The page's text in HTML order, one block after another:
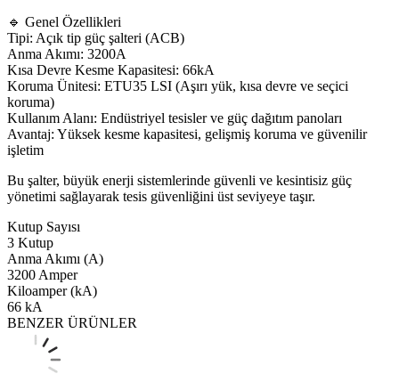
🔹 Genel Özellikleri
Tipi: Açık tip güç şalteri (ACB)
Anma Akımı: 3200A
Kısa Devre Kesme Kapasitesi: 66kA
Koruma Ünitesi: ETU35 LSI (Aşırı yük, kısa devre ve seçici
koruma)
Kullanım Alanı: Endüstriyel tesisler ve güç dağıtım panoları
Avantaj: Yüksek kesme kapasitesi, gelişmiş koruma ve güvenilir
işletim
Bu şalter, büyük enerji sistemlerinde güvenli ve kesintisiz güç
yönetimi sağlayarak tesis güvenliğini üst seviyeye taşır.
Kutup Sayısı
3 Kutup
Anma Akımı (A)
3200 Amper
Kiloamper (kA)
66 kA
BENZER ÜRÜNLER